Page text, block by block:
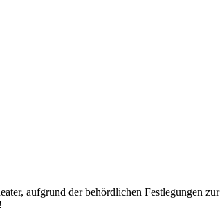
aufgrund der behördlichen Festlegungen zur